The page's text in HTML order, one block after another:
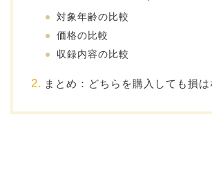
対象年齢の比較
価格の比較
収録内容の比較
まとめ：どちらを購入しても損は